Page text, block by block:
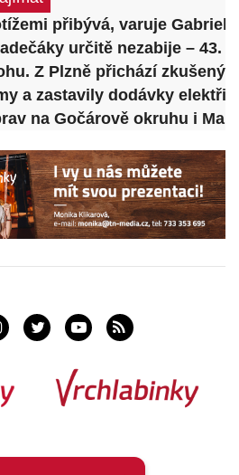
přibývá, varuje
určitě nezabije – 43.
Z Plzně přichází zkušený
a zastavily dodávky
na Gočárově okruhu i